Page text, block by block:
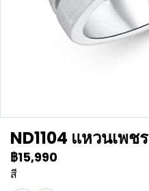
ND1104 แหวนเพชร
฿15,990
สี